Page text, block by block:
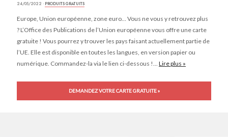
24/05/2022 · PRODUITS GRATUITS
Europe, Union européenne, zone euro… Vous ne vous y retrouvez plus
? L’Office des Publications de l’Union européenne vous offre une carte
gratuite ! Vous pourrez y trouver les pays faisant actuellement partie de
l’UE. Elle est disponible en toutes les langues, en version papier ou
numérique. Commandez-la via le lien ci-dessous !... Lire plus »
DEMANDEZ VOTRE CARTE GRATUITE »